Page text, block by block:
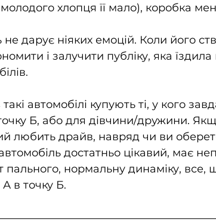
хлопця її мало), коробка
дарує ніяких емоцій. Коли його
і залучити публіку, яка
такі автомобілі купують ті, у кого
Б, або для дівчини/дружини.
любить драйв, навряд чи ви
достатньо цікавий, має
пального, нормальну динаміку, все,
в точку Б.